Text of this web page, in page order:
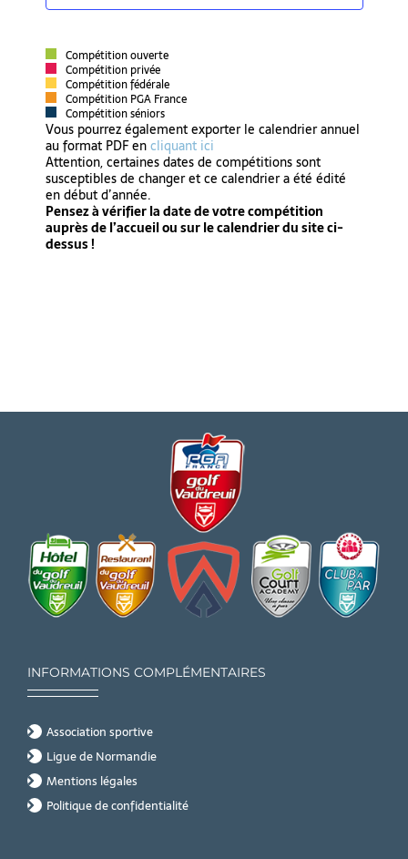
Compétition ouverte
Compétition privée
Compétition fédérale
Compétition PGA France
Compétition séniors
Vous pourrez également exporter le calendrier annuel
au format PDF encliquant ici
Attention, certaines dates de compétitions sont
susceptibles de changer et ce calendrier a été édité
en début d’année.
Pensez à vérifier la date de votre compétition
auprès de l’accueil ou sur le calendrier du site ci-
dessus !
INFORMATIONS COMPLÉMENTAIRES
Association sportive
Ligue de Normandie
Mentions légales
Politique de confidentialité